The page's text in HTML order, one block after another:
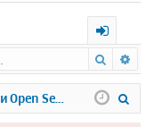
х
о
д
Поиск